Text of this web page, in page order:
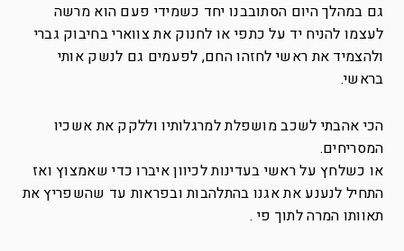
גם במהלך היום הסתובבנו יחד כשמידי פעם הוא מרשה
לעצמו להניח יד על כתפי או לחנוק את צווארי בחיבוק גברי
ולהצמיד את ראשי לחזהו החם, לפעמים גם לנשק אותי
בראשי.
הכי אהבתי לשכב מושפלת למרגלותיו וללקק את אשכיו
המסריחים.
או כשלחץ על ראשי בעדינות לכיוון איברו כדי שאמצוץ ואז
התחיל לנענע את אגנו בהתלהבות ובפראות עד שהשפריץ את
תאוותו המרה לתוך פי .